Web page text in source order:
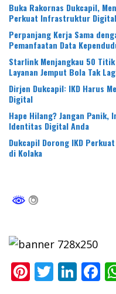
Buka Rakornas Dukcapil,
Perkuat Infrastruktur Digital
Perpanjang Kerja Sama
Pemanfaatan Data
Starlink Menjangkau 50
Layanan Jemput Bola Tak
Dirjen Dukcapil: IKD Harus
Digital
Hape Hilang? Jangan Panik,
Identitas Digital Anda
Dukcapil Dorong IKD
di Kolaka
Pi T Li F